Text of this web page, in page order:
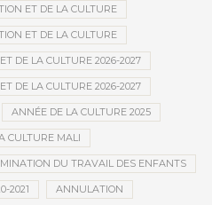
ET DE LA CULTURE
ET DE LA CULTURE
DE LA CULTURE 2026-2027
DE LA CULTURE 2026-2027
ANNÉE DE LA CULTURE 2025
CULTURE MALI
DU TRAVAIL DES ENFANTS
2021 ANNULATION